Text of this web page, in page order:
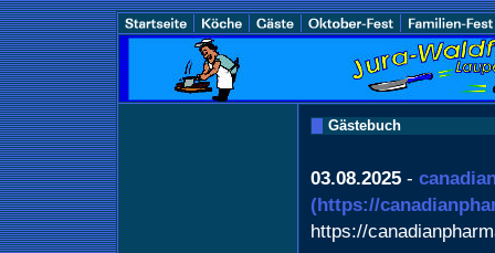
Gästebuch
03.08.2025 -
(https://
https://